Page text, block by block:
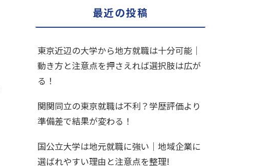
最近の投稿
東京近辺の大学から地方就職は十分可能｜
動き方と注意点を押さえれば選択肢は広が
る！
関関同立の東京就職は不利？学歴評価より
準備差で結果が変わる！
国公立大学は地元就職に強い｜地域企業に
選ばれやすい理由と注意点を整理!